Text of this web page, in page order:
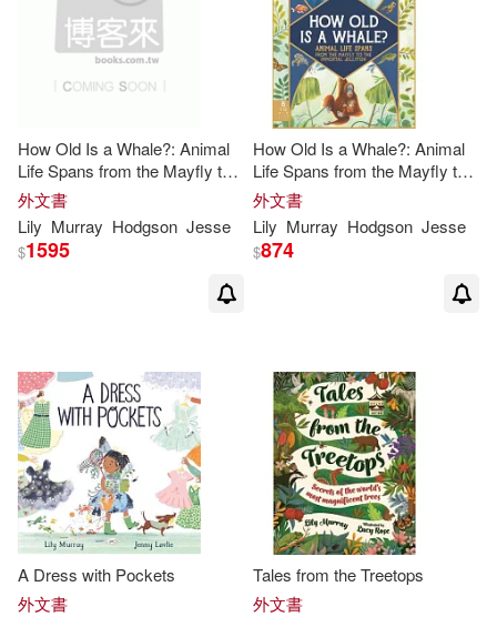
How Old Is a Whale?: Animal
Life Spans from the Mayfly to
the Immortal Jellyfish
外文書
Lily Murray Hodgson Jesse
$1595
How Old Is a Whale?: Animal
Life Spans from the Mayfly to
the Immortal Jellyfish
外文書
Lily Murray Hodgson Jesse
$874
A Dress with Pockets
外文書
Tales from the Treetops
外文書